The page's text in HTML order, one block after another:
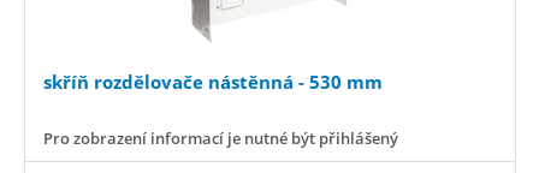
skříň rozdělovače nástěnná - 530 mm
Pro zobrazení informací je nutné být přihlášený